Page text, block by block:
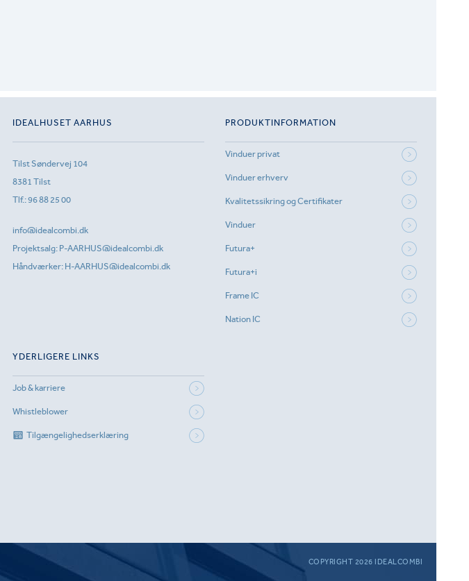
IDEALHUSET AARHUS
Tilst Søndervej 104
8381 Tilst
Tlf.:96 88 25 00
info@idealcombi.dk
Projektsalg: P-AARHUS@idealcombi.dk
Håndværker: H-AARHUS@idealcombi.dk
PRODUKTINFORMATION
Vinduer privat
Vinduer erhverv
Kvalitetssikring og Certifikater
Vinduer
Futura+
Futura+i
Frame IC
Nation IC
YDERLIGERE LINKS
Job & karriere
Whistleblower
Tilgængelighedserklæring
COPYRIGHT 2026 IDEALCOMBI